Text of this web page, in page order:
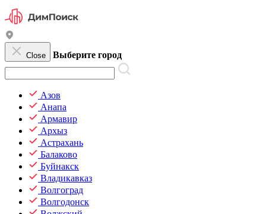
Close Выберите город
Азов
Анапа
Армавир
Архыз
Астрахань
Балаково
Буйнакск
Владикавказ
Волгоград
Волгодонск